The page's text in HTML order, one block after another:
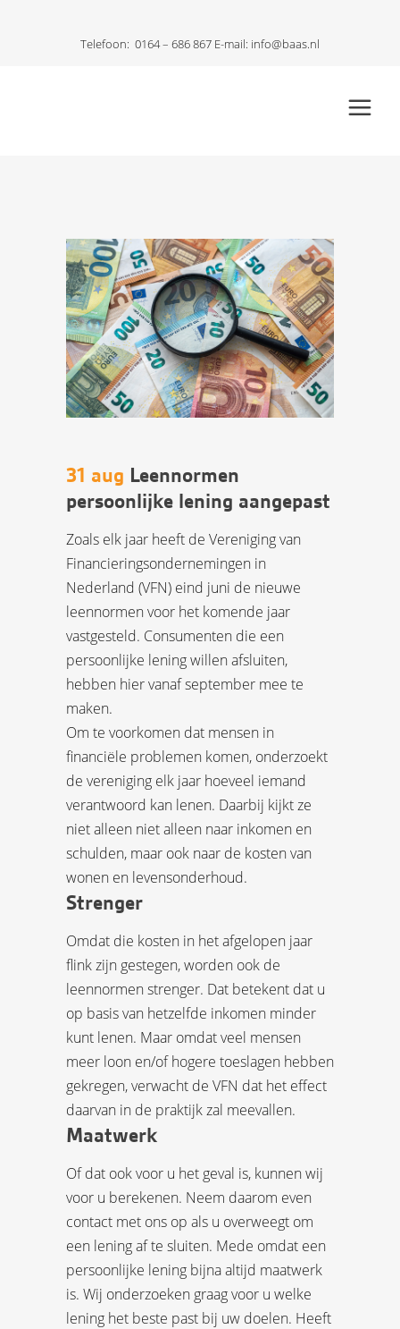
Telefoon: 0164 – 686 867 E-mail: info@baas.nl
31 aug Leennormen
persoonlijke lening aangepast
Zoals elk jaar heeft de Vereniging van
Financieringsondernemingen in
Nederland (VFN) eind juni de nieuwe
leennormen voor het komende jaar
vastgesteld. Consumenten die een
persoonlijke lening willen afsluiten,
hebben hier vanaf september mee te
maken.
Om te voorkomen dat mensen in
financiële problemen komen, onderzoekt
de vereniging elk jaar hoeveel iemand
verantwoord kan lenen. Daarbij kijkt ze
niet alleen niet alleen naar inkomen en
schulden, maar ook naar de kosten van
wonen en levensonderhoud.
Strenger
Omdat die kosten in het afgelopen jaar
flink zijn gestegen, worden ook de
leennormen strenger. Dat betekent dat u
op basis van hetzelfde inkomen minder
kunt lenen. Maar omdat veel mensen
meer loon en/of hogere toeslagen hebben
gekregen, verwacht de VFN dat het effect
daarvan in de praktijk zal meevallen.
Maatwerk
Of dat ook voor u het geval is, kunnen wij
voor u berekenen. Neem daarom even
contact met ons op als u overweegt om
een lening af te sluiten. Mede omdat een
persoonlijke lening bijna altijd maatwerk
is. Wij onderzoeken graag voor u welke
lening het beste past bij uw doelen. Heeft